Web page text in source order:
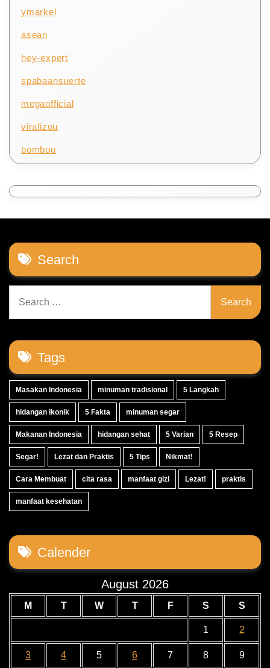
ymarkel
asean
hey-expert
spabaansuerte
megaofficial
viralizou
bombou
Search
for:
Tags
Masakan Indonesia minuman tradisional 5 Langkah
hidangan ikonik 5 Fakta minuman segar
Makanan Indonesia hidangan sehat 5 Varian 5 Resep
Segar! Lezat dan Praktis 5 Tips Nikmat!
Cara Membuat cita rasa manfaat gizi Lezat! praktis
manfaat kesehatan
Calender
August 2026
M T W T F S S
1 2
3 4 5 6 7 8 9